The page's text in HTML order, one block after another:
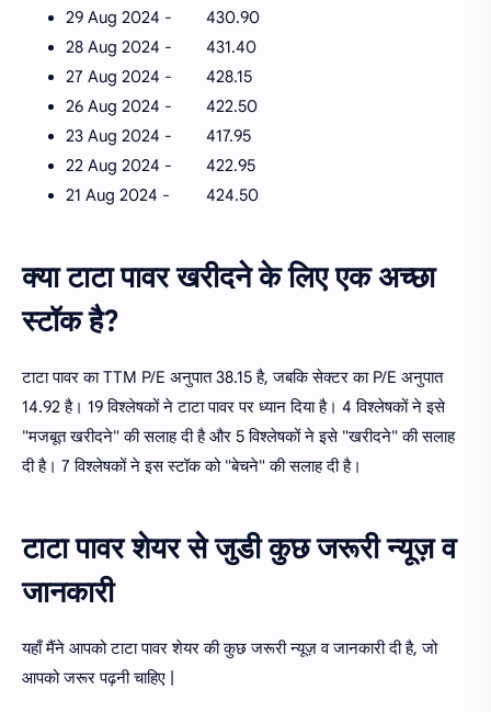
29 Aug 2024 -
430.90
28 Aug 2024 -
431.40
27 Aug 2024 -
428.15
26 Aug 2024 -
422.50
23 Aug 2024 -
417.95
22 Aug 2024 -
422.95
21 Aug 2024 -
424.50
क्या टाटा पावर खरीदने के लिए एक अच्छा
स्टॉक है?
टाटा पावर का TTM P/E अनुपात 38.15 है, जबकि सेक्टर का P/E अनुपात
14.92 है। 19 विश्लेषकों ने टाटा पावर पर ध्यान दिया है। 4 विश्लेषकों ने इसे
"मजबूत खरीदने" की सलाह दी है और 5 विश्लेषकों ने इसे "खरीदने" की सलाह
दी है। 7 विश्लेषकों ने इस स्टॉक को "बेचने" की सलाह दी है।
टाटा पावर शेयर से जुडी कुछ जरूरी न्यूज़ व
जानकारी
यहाँ मैंने आपको टाटा पावर शेयर की कुछ जरूरी न्यूज़ व जानकारी दी है, जो
आपको जरूर पढ़नी चाहिए |